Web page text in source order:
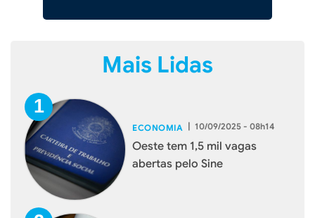
Mais Lidas
ECONOMIA | 10/09/2025 - 08h14
Oeste tem 1,5 mil vagas
abertas pelo Sine